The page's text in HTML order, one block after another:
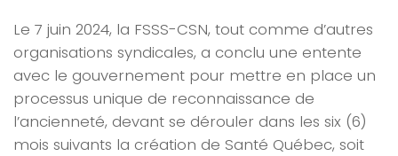
Le 7 juin 2024, la FSSS-CSN, tout comme d’autres
organisations syndicales, a conclu une entente
avec le gouvernement pour mettre en place un
processus unique de reconnaissance de
l’ancienneté, devant se dérouler dans les six (6)
mois suivants la création de Santé Québec, soit